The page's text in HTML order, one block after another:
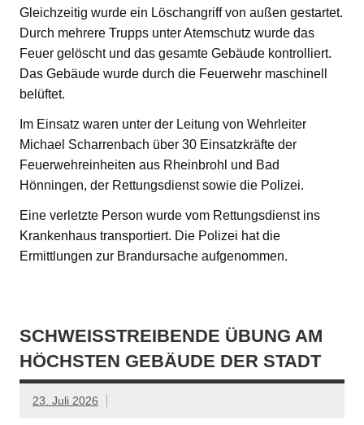
Gleichzeitig wurde ein Löschangriff von außen gestartet.
Durch mehrere Trupps unter Atemschutz wurde das
Feuer gelöscht und das gesamte Gebäude kontrolliert.
Das Gebäude wurde durch die Feuerwehr maschinell
belüftet.
Im Einsatz waren unter der Leitung von Wehrleiter
Michael Scharrenbach über 30 Einsatzkräfte der
Feuerwehreinheiten aus Rheinbrohl und Bad
Hönningen, der Rettungsdienst sowie die Polizei.
Eine verletzte Person wurde vom Rettungsdienst ins
Krankenhaus transportiert. Die Polizei hat die
Ermittlungen zur Brandursache aufgenommen.
SCHWEISSTREIBENDE ÜBUNG AM H
ÖCHSTEN GEBÄUDE DER STADT
23. Juli 2026